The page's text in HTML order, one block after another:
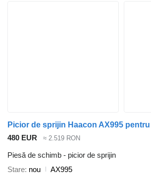
Picior de sprijin Haacon AX995
480 EUR
≈ 2.519 RON
Piesă de schimb - picior de sprijin
Stare nou
AX995